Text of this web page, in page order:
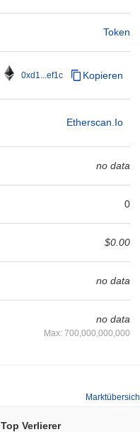
Token
0xd1...ef1c Kopieren
Etherscan.io
no data
0
$0.00
no data
no data
Max: 700,000,000,000
Top Verlierer